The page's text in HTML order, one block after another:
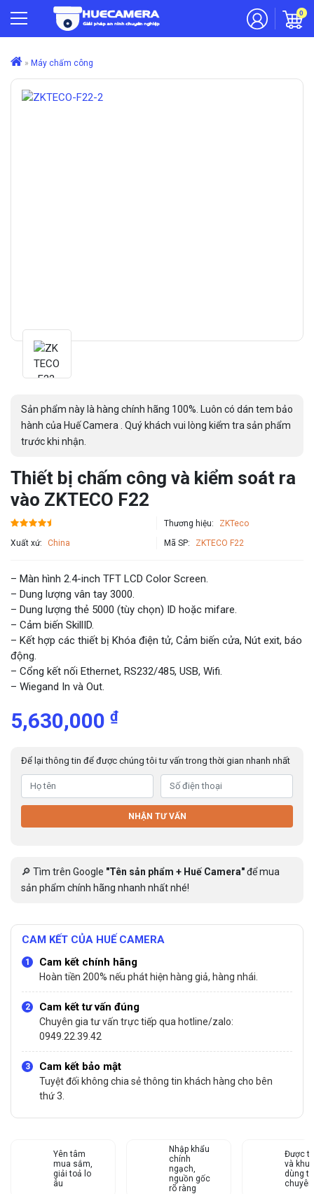
0
» Máy chấm công
Sản phẩm này là hàng chính hãng 100%. Luôn có dán tem bảo
hành của Huế Camera . Quý khách vui lòng kiểm tra sản phẩm
trước khi nhận.
Thiết bị chấm công và kiểm soát ra
vào ZKTECO F22
Thương hiệu: ZKTeco
Xuất xứ: China Mã SP: ZKTECO F22
– Màn hình 2.4-inch TFT LCD Color Screen.
– Dung lượng vân tay 3000.
– Dung lượng thẻ 5000 (tùy chọn) ID hoặc mifare.
– Cảm biến SkillID.
– Kết hợp các thiết bị Khóa điện tử, Cảm biến cửa, Nút exit, báo
động.
– Cổng kết nối Ethernet, RS232/485, USB, Wifi.
– Wiegand In và Out.
5,630,000 ₫
Để lại thông tin để được chúng tôi tư vấn trong thời gian nhanh nhất
NHẬN TƯ VẤN
🔎 Tìm trên Google "Tên sản phẩm + Huế Camera"để mua
sản phẩm chính hãng nhanh nhất nhé!
CAM KẾT CỦA HUẾ CAMERA
Cam kết chính hãng
Hoàn tiền 200% nếu phát hiện hàng giả, hàng nhái.
Cam kết tư vấn đúng
Chuyên gia tư vấn trực tiếp qua hotline/zalo:
0949.22.39.42
Cam kết bảo mật
Tuyệt đối không chia sẻ thông tin khách hàng cho bên
thứ 3.
Yên tâm
mua sắm,
giải toả lo
âu
Nhập khẩu
chính
ngạch,
nguồn gốc
rõ ràng
Được
và
dùng từ